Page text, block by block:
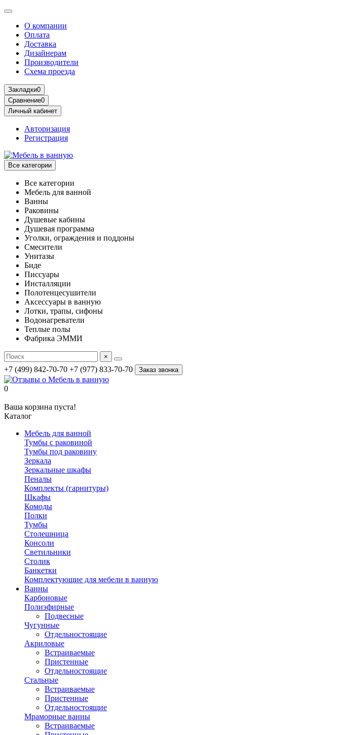
О компании
Оплата
Доставка
Дизайнерам
Производители
Схема проезда
Закладки0
Сравнение0
Личный кабинет
Авторизация
Регистрация
Все категории
Все категории
Мебель для ванной
Ванны
Раковины
Душевые кабины
Душевая программа
Уголки, ограждения и поддоны
Смесители
Унитазы
Биде
Писсуары
Инсталляции
Полотенцесушители
Аксессуары в ванную
Лотки, трапы, сифоны
Водонагреватели
Теплые полы
Фабрика ЭММИ
×
+7 (499) 842-70-70 +7 (977) 833-70-70 Заказ звонка
0
Ваша корзина пуста!
Каталог
Мебель для ванной
Тумбы с раковиной
Тумбы под раковину
Зеркала
Зеркальные шкафы
Пеналы
Комплекты (гарнитуры)
Шкафы
Комоды
Полки
Тумбы
Столешница
Консоли
Светильники
Столик
Банкетки
Комплектующие для мебели в ванную
Ванны
Карбоновые
Полиэфирные
Подвесные
Чугунные
Отдельностоящие
Акриловые
Встраиваемые
Пристенные
Отдельностоящие
Стальные
Встраиваемые
Пристенные
Отдельностоящие
Мраморные ванны
Встраиваемые